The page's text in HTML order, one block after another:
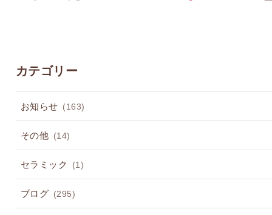
カテゴリー
お知らせ (163)
その他 (14)
セラミック (1)
ブログ (295)